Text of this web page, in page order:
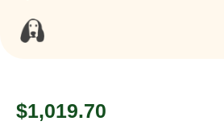
$1,019.70